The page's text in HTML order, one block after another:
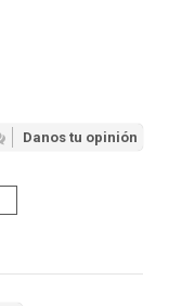
Danos tu opinión